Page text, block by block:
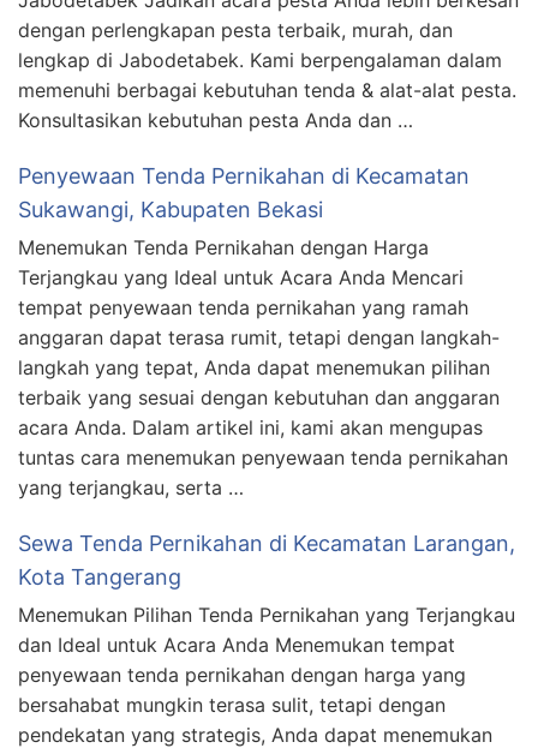
dengan perlengkapan pesta terbaik, murah, dan
lengkap di Jabodetabek. Kami berpengalaman dalam
memenuhi berbagai kebutuhan tenda & alat-alat pesta.
Konsultasikan kebutuhan pesta Anda dan …
Penyewaan Tenda Pernikahan di Kecamatan
Sukawangi, Kabupaten Bekasi
Menemukan Tenda Pernikahan dengan Harga
Terjangkau yang Ideal untuk Acara Anda Mencari
tempat penyewaan tenda pernikahan yang ramah
anggaran dapat terasa rumit, tetapi dengan langkah-
langkah yang tepat, Anda dapat menemukan pilihan
terbaik yang sesuai dengan kebutuhan dan anggaran
acara Anda. Dalam artikel ini, kami akan mengupas
tuntas cara menemukan penyewaan tenda pernikahan
yang terjangkau, serta …
Sewa Tenda Pernikahan di Kecamatan Larangan,
Kota Tangerang
Menemukan Pilihan Tenda Pernikahan yang Terjangkau
dan Ideal untuk Acara Anda Menemukan tempat
penyewaan tenda pernikahan dengan harga yang
bersahabat mungkin terasa sulit, tetapi dengan
pendekatan yang strategis, Anda dapat menemukan